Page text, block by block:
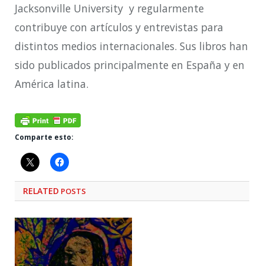
Jacksonville University y regularmente
contribuye con artículos y entrevistas para
distintos medios internacionales. Sus libros han
sido publicados principalmente en España y en
América latina.
Comparte esto:
RELATED POSTS